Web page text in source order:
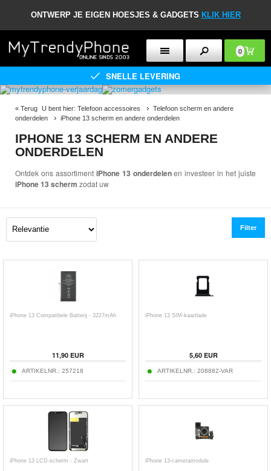
ONTWERP JE EIGEN HOESJES & GADGETS KLIK HIER
0
SNELLE LEVERING
« Terug U bent hier: Telefoon accessoires
Telefoon scherm en andere
onderdelen
iPhone 13 scherm en andere onderdelen
IPHONE 13 SCHERM EN ANDERE
ONDERDELEN
Ontdek ons assortiment iPhone 13 onderdelenen investeer in het juiste
iPhone 13 scherm zodat uw
Filter
iPhone 13 Compatibele Batterij - 3227mAh
11,90EUR
ARTIKELNR.: 257218
iPhone 13 SIM-kaartlade
5,60EUR
ARTIKELNR.: 208882-VAR
iPhone 13 LCD-scherm - Zwart iPhone 13-cameramodule